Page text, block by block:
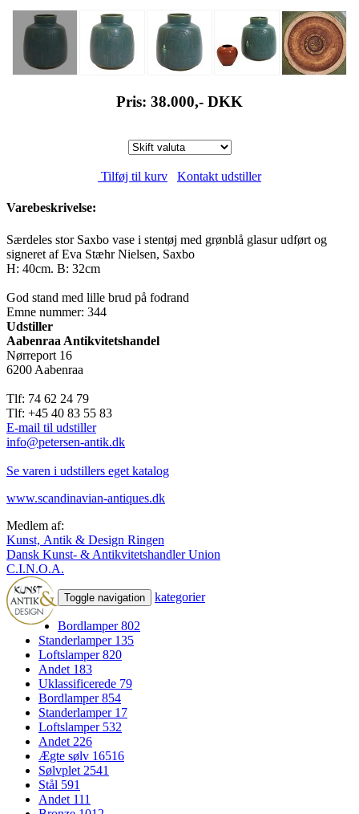
Pris: 38.000,- DKK
Tilføj til kurv Kontakt udstiller
Varebeskrivelse:
Særdeles stor Saxbo vase i stentøj med grønblå glasur udført og
signeret af Eva Stæhr Nielsen, Saxbo
H: 40cm. B: 32cm
God stand med lille brud på fodrand
Emne nummer: 344
Udstiller
Aabenraa Antikvitetshandel
Nørreport 16
6200 Aabenraa
Tlf: 74 62 24 79
Tlf: +45 40 83 55 83
E-mail til udstiller
info@petersen-antik.dk
Se varen i udstillers eget katalog
www.scandinavian-antiques.dk
Medlem af:
Kunst, Antik & Design Ringen
Dansk Kunst- & Antikvitetshandler Union
C.I.N.O.A.
Toggle navigation kategorier
Bordlamper802
Standerlamper 135
Loftslamper820
Andet 183
Uklassificerede 79
Bordlamper854
Standerlamper 17
Loftslamper 532
Andet 226
Ægte sølv 16516
Sølvplet 2541
Stål 591
Andet 111